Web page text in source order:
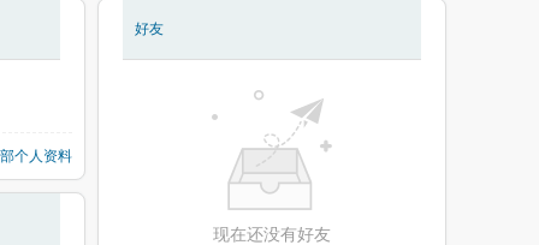
个人资料
好友
现在还没有好友